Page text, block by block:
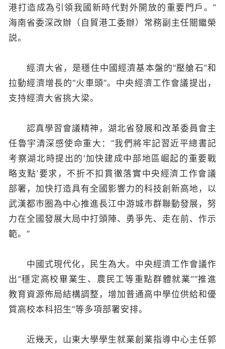
港打造成為引領我國新時代對外開放的重要門戶。”
海南省委深改辦（自貿港工委辦）常務副主任關繼榮
説。
經濟大省，是穩住中國經濟基本盤的“壓艙石”和
拉動經濟增長的“火車頭”。中央經濟工作會議提出，
支持經濟大省挑大梁。
認真學習會議精神，湖北省發展和改革委員會主
任魯宇清深感使命重大：“我們將牢記習近平總書記
考察湖北時提出的‘加快建成中部地區崛起的重要戰
略支點’要求，不折不扣貫徹落實中央經濟工作會議
部署，加快打造具有全國影響力的科技創新高地，以
武漢都市圈為中心推進長江中游城市群聯動發展，努
力在全國發展大局中打頭陣、勇爭先、走在前、作示
範。”
中國式現代化，民生為大。中央經濟工作會議作
出“穩定高校畢業生、農民工等重點群體就業”“推進
教育資源佈局結構調整，增加普通高中學位供給和優
質高校本科招生”等多項部署安排。
近幾天，山東大學學生就業創業指導中心主任郭